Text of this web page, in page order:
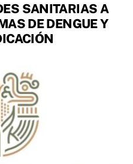
SANITARIAS A
DE DENGUE Y